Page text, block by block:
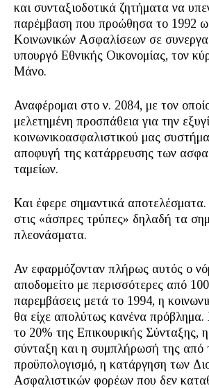
και συνταξιοδοτικά ζητήματα να
παρέμβαση που προώθησα το 1992
Κοινωνικών Ασφαλίσεων σε
υπουργό Εθνικής Οικονομίας, τον
Μάνο.
Αναφέρομαι στο ν. 2084, με τον
μελετημένη προσπάθεια για την
κοινωνικοασφαλιστικού μας
αποφυγή της κατάρρευσης των
ταμείων.
Και έφερε σημαντικά
στις «άσπρες τρύπες» δηλαδή τα
πλεονάσματα.
Αν εφαρμόζονταν πλήρως αυτός ο
αποδομείτο με περισσότερες από
παρεμβάσεις μετά το 1994, η
θα είχε απολύτως κανένα πρόβλημα.
το 20% της Επικουρικής Σύνταξης,
σύνταξη και η συμπλήρωσή της από
προϋπολογισμό, η κατάργηση των
Ασφαλιστικών φορέων που δεν